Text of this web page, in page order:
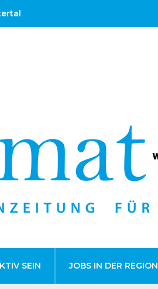
SEIN JOBS IN DER REGION